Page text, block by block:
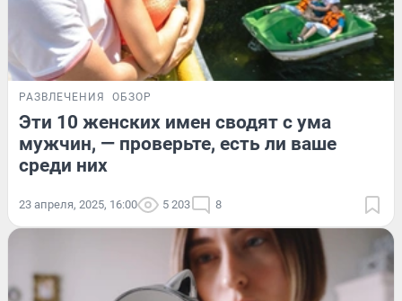
РАЗВЛЕЧЕНИЯ ОБЗОР
Эти 10 женских имен сводят с ума
мужчин, — проверьте, есть ли ваше
среди них
23 апреля, 2025, 16:00 5 203 8